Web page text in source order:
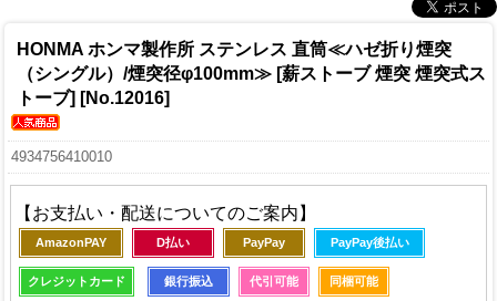
HONMA ホンマ製作所 ステンレス 直筒≪ハゼ折り煙突
（シングル）/煙突径φ100mm≫ [薪ストーブ 煙突 煙突式ス
トーブ] [No.12016]
4934756410010
【お支払い・配送についてのご案内】
AmazonPAY D払い PayPay PayPay後払い
クレジットカード 銀行振込 代引可能 同梱可能